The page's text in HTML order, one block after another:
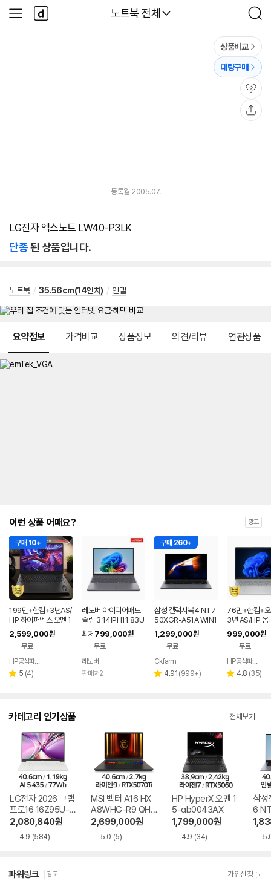
다나와
노트북 전체
검
색
사
이
다
나
와
상품비교
대량구매
관
심
등록월 2005.07.
LG전자 엑스노트 LW40-P3LK
단종된 상품입니다.
노트북 / 35.56cm(14인치) / 인텔
요약정보 가격비교 상품정보 의견/리뷰 연관상품
이런 상품 어때요? 광고
구매 10+
199만+한컴+3년AS/
HP 하이퍼엑스 오멘 1
6 AI7 450 RTX506
0 게이밍 노트북
2,599,000원
무료
HP공식파트너 이텍컴퓨터
별 5 리
(4)
레노버 아이디어패드
슬림 3 14IPH11 83U
Q005LKR 8GB
최저 799,000원
무료
레노버
판매처2
구매 260+
삼성 갤럭시북4 NT7
50XGR-A51A WIN1
1 FPP(버젼UP설치)
업무용 학생용 사무용
노트북 문스톤그레이
1,299,000원
무료
페이
Ckfarm
별 4.91 리
(999+)
76만+한컴+
3년 AS/HP 옴
6인치 사무용
저렴한 대학생
999,000원
무료
HP공식파트너 이텍컴퓨터
별 4.8 리
(35)
카테고리 인기상품 전체보기
LG전자 2026 그램
프로16 16Z95U-G
S5WK
2,080,840원
4.9 (584)
MSI 벡터 A16 HX
A8WHG-R9 QHD
+
2,699,000원
5.0 (5)
HP HyperX 오멘 1
5-gb0043AX
1,799,000원
4.9 (34)
삼성
6
A
파워링크 광고 가입신청